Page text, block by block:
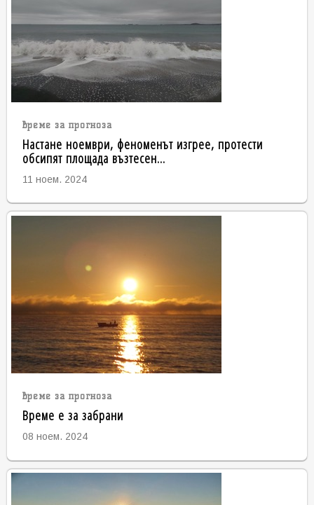
време за прогноза
Настане ноември, феноменът изгрее, протести
обсипят площада възтесен...
11 ноем. 2024
време за прогноза
Време е за забрани
08 ноем. 2024